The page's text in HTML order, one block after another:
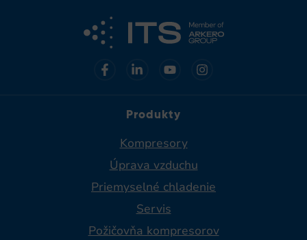
Produkty
Kompresory
Úprava vzduchu
Priemyselné chladenie​
Servis
Požičovňa kompresorov